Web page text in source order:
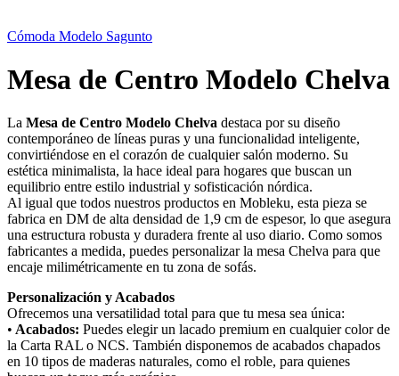
Cómoda Modelo Sagunto
Mesa de Centro Modelo Chelva
La Mesa de Centro Modelo Chelva destaca por su diseño
contemporáneo de líneas puras y una funcionalidad inteligente,
convirtiéndose en el corazón de cualquier salón moderno. Su
estética minimalista, la hace ideal para hogares que buscan un
equilibrio entre estilo industrial y sofisticación nórdica.
Al igual que todos nuestros productos en Mobleku, esta pieza se
fabrica en DM de alta densidad de 1,9 cm de espesor, lo que asegura
una estructura robusta y duradera frente al uso diario. Como somos
fabricantes a medida, puedes personalizar la mesa Chelva para que
encaje milimétricamente en tu zona de sofás.
Personalización y Acabados
Ofrecemos una versatilidad total para que tu mesa sea única:
• Acabados: Puedes elegir un lacado premium en cualquier color de
la Carta RAL o NCS. También disponemos de acabados chapados
en 10 tipos de maderas naturales, como el roble, para quienes